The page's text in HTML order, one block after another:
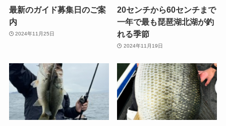
最新のガイド募集日のご案
内
2024年11月25日
20センチから60センチまで
一年で最も琵琶湖北湖が釣
れる季節
2024年11月19日